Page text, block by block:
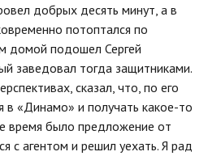
добрых десять минут, а в
потоптался по
домой подошел Сергей
заведовал тогда защитниками.
сказал, что, по его
в «Динамо» и получать какое-то
время было предложение от
с агентом и решил уехать. Я рад